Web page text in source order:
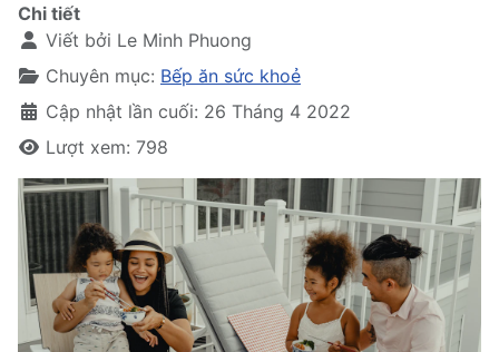
Chi tiết
Viết bởi Le Minh Phuong
Chuyên mục: Bếp ăn sức khoẻ
Cập nhật lần cuối: 26 Tháng 4 2022
Lượt xem: 798